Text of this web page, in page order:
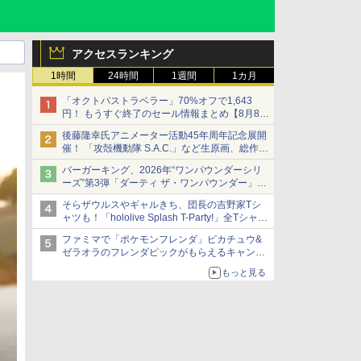
アクセスランキング
1時間 24時間 1週間 1カ月
「オクトパストラベラー」70%オフで1,643
円！ もうすぐ終了のセール情報まとめ【8月8日
更新】
ニンテンドーeショップでは「大神 絶景版」が
67%オフで990円
後藤隆幸氏アニメーター活動45年周年記念展開
催！ 「攻殻機動隊 S.A.C.」など生原画、総作画
監督修正が展示
バーガーキング、2026年“ワンパウンダーシリ
ーズ”第3弾「ダーティ ザ・ワンパウンダー」を
8月7日発売
「特製ガーリックマヨソース」を使用した超大
型チーズバーガー
そらザウルスやギャルきち、団長の吉野家Tシ
ャツも！「hololive Splash T-Party!」全Tシャツ
ラインナップ公開＆オンライン販売開始
ファミマで「ポケモンフレンダ」ピカチュウ&
ゼラオラのフレンダピックがもらえるキャンペ
もっと見る